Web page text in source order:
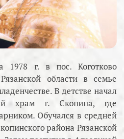
1978 г. в пос. Коготково
области в семье
В детстве начал
храм г. Скопина, где
Обучался в средней
района Рязанской